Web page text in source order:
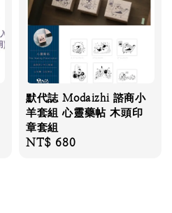
默代誌 Modaizhi 諮商小
羊套組 心靈藥帖 木頭印
章套組
Regular
NT$ 680